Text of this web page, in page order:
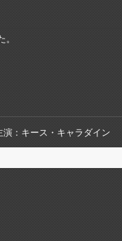
。
演 キース・キャラダイン